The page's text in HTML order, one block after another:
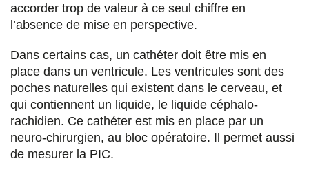
accorder trop de valeur à ce seul chiffre en
l’absence de mise en perspective.
Dans certains cas, un cathéter doit être mis en
place dans un ventricule. Les ventricules sont des
poches naturelles qui existent dans le cerveau, et
qui contiennent un liquide, le liquide céphalo-
rachidien. Ce cathéter est mis en place par un
neuro-chirurgien, au bloc opératoire. Il permet aussi
de mesurer la PIC.